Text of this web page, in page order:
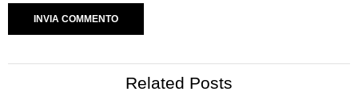
Related Posts